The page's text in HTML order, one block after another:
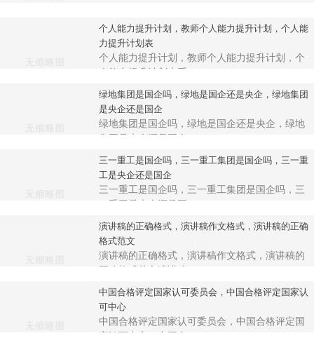
个人能力提升计划，教师个人能力提升计划，个人能
力提升计划表
个人能力提升计划，教师个人能力提升计划，个
绿地集团是国企吗，绿地是国企还是央企，绿地集团
是央企还是国企
绿地集团是国企吗，绿地是国企还是央企，绿地
三一重工是国企吗，三一重工集团是国企吗，三一重
工是央企还是国企
三一重工是国企吗，三一重工集团是国企吗，三
演讲稿的正确格式，演讲稿作文格式，演讲稿的正确
格式范文
演讲稿的正确格式，演讲稿作文格式，演讲稿的
中国合格评定国家认可委员会，中国合格评定国家认
可中心
中国合格评定国家认可委员会，中国合格评定国